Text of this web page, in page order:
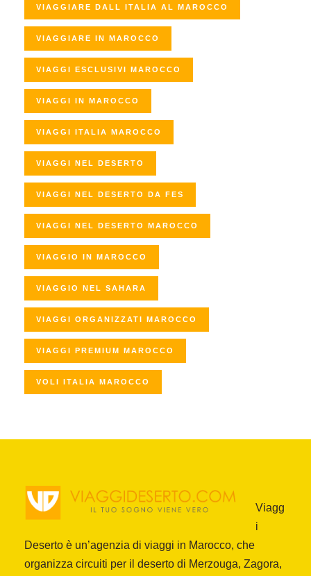
VIAGGIARE DALL ITALIA AL MAROCCO
VIAGGIARE IN MAROCCO
VIAGGI ESCLUSIVI MAROCCO
VIAGGI IN MAROCCO
VIAGGI ITALIA MAROCCO
VIAGGI NEL DESERTO
VIAGGI NEL DESERTO DA FES
VIAGGI NEL DESERTO MAROCCO
VIAGGIO IN MAROCCO
VIAGGIO NEL SAHARA
VIAGGI ORGANIZZATI MAROCCO
VIAGGI PREMIUM MAROCCO
VOLI ITALIA MAROCCO
Viagg
i
Deserto è un’agenzia di viaggi in Marocco, che
organizza circuiti per il deserto di Merzouga, Zagora,